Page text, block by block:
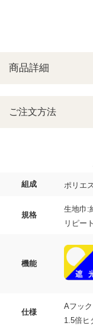
組成 ポリエ
規格
生地巾:
リピー
機能
仕様
Aフッ
1.5倍ヒ
ご注文方法
商品詳細